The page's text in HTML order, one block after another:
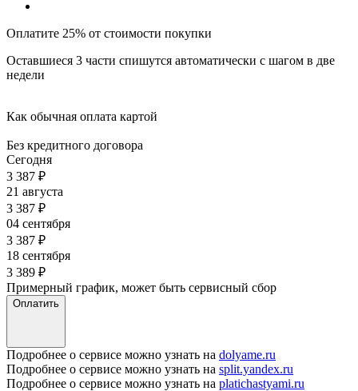
Оплатите 25% от стоимости покупки
Оставшиеся 3 части спишутся автоматически с шагом в две
недели
Как обычная оплата картой
Без кредитного договора
Сегодня
3 387 ₽
21 августа
3 387 ₽
04 сентября
3 387 ₽
18 сентября
3 389 ₽
Примерный график, может быть сервисный сбор
Оплатить
Подробнее о сервисе можно узнать на dolyame.ru
Подробнее о сервисе можно узнать на split.yandex.ru
Подробнее о сервисе можно узнать на platichastyami.ru